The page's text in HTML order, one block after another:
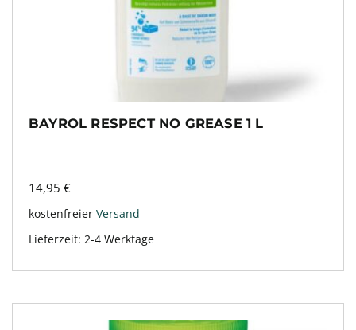
BAYROL RESPECT NO GREASE 1 L
14,95 €
kostenfreier Versand
Lieferzeit: 2-4 Werktage